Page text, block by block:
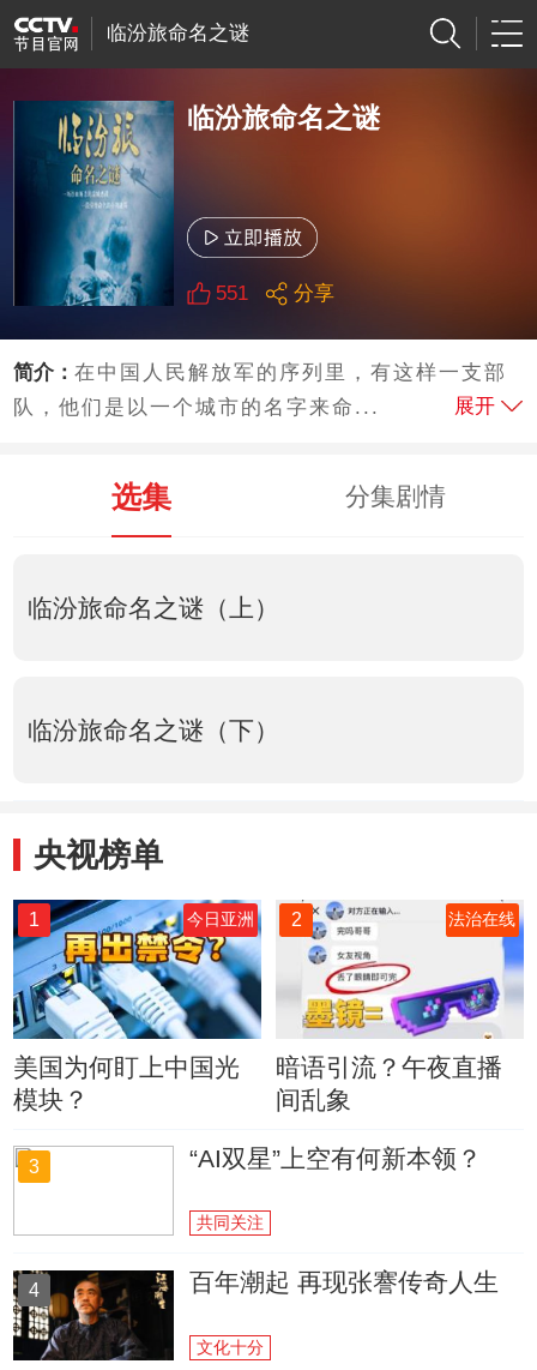
临汾旅命名之谜
临汾旅命名之谜
551 分享
简介：在中国人民解放军的序列里，有这样一支部
队，他们是以一个城市的名字来命...
展开
选集 分集剧情
临汾旅命名之谜（上）
临汾旅命名之谜（下）
央视榜单
1 今日亚洲
美国为何盯上中国光
模块？
2 法治在线
暗语引流？午夜直播
间乱象
3 “AI双星”上空有何新本领？
共同关注
4 百年潮起 再现张謇传奇人生
文化十分